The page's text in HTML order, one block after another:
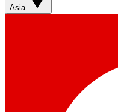
Asia